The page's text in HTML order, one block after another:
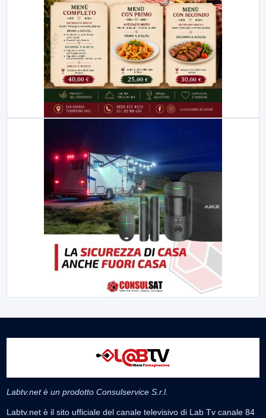
Labtv.net è un prodotto Consulservice S.r.l.
Labtv.net è il sito ufficiale del canale televisivo di Lab Tv canale 84